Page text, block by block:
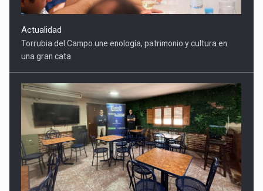
Actualidad
Torrubia del Campo une enología, patrimonio y cultura en
una gran cata